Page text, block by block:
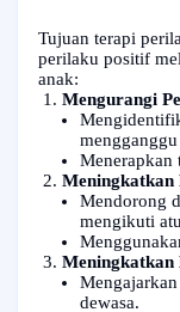
Tujuan terapi
perilaku positif
anak:
Mengurangi
Menerapkan
Meningkatkan
Mendorong
mengikuti
Meningkatkan
dewasa.